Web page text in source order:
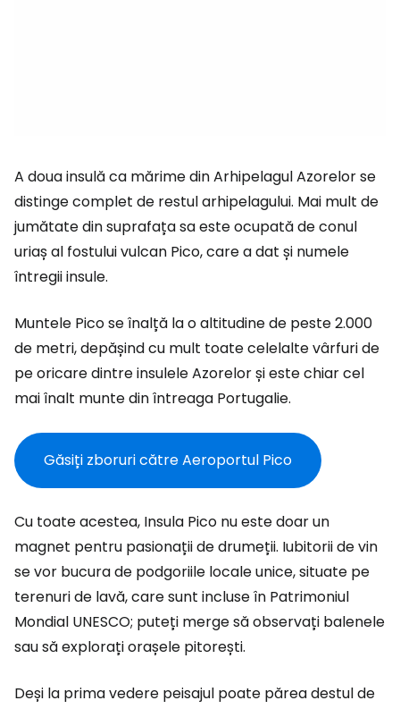
A doua insulă ca mărime din Arhipelagul Azorelor se
distinge complet de restul arhipelagului. Mai mult de
jumătate din suprafața sa este ocupată de conul
uriaș al fostului vulcan Pico, care a dat și numele
întregii insule.
Muntele Pico se înalță la o altitudine de peste 2.000
de metri, depășind cu mult toate celelalte vârfuri de
pe oricare dintre insulele Azorelor și este chiar cel
mai înalt munte din întreaga Portugalie.
Găsiți zboruri către Aeroportul Pico
Cu toate acestea, Insula Pico nu este doar un
magnet pentru pasionații de drumeții. Iubitorii de vin
se vor bucura de podgoriile locale unice, situate pe
terenuri de lavă, care sunt incluse în Patrimoniul
Mondial UNESCO; puteți merge să observați balenele
sau să explorați orașele pitorești.
Deși la prima vedere peisajul poate părea destul de